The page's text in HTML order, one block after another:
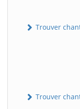
Trouver
Trouver